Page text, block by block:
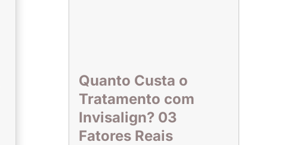
Quanto Custa o
Tratamento com
Invisalign? 03
Fatores Reais